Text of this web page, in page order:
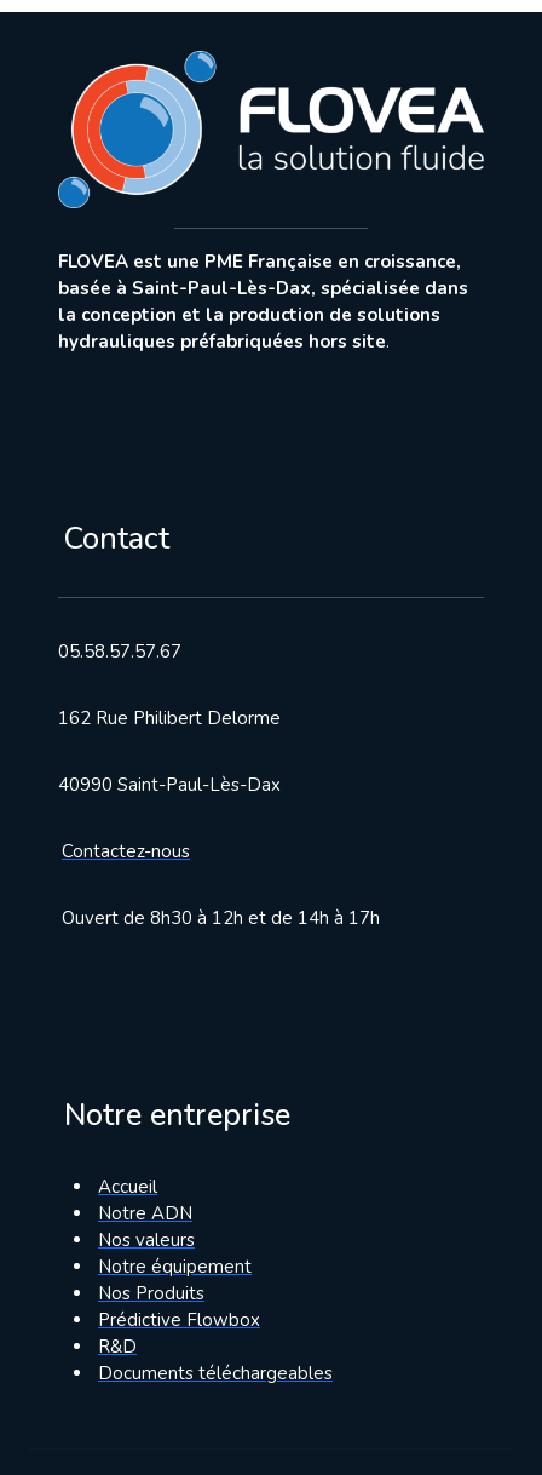
FLOVEA est une PME Française en croissance,
basée à Saint-Paul-Lès-Dax, spécialisée dans
la conception et la production de solutions
hydrauliques préfabriquées hors site.
Contact
05.58.57.57.67
162 Rue Philibert Delorme
40990 Saint-Paul-Lès-Dax
Contactez-nous
Ouvert de 8h30 à 12h et de 14h à 17h
Notre entreprise
Accueil
Notre ADN
Nos valeurs
Notre équipement
Nos Produits
Prédictive Flowbox
R&D
Documents téléchargeables